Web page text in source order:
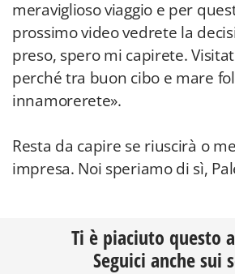
meraviglioso viaggio e per
prossimo video vedrete la
preso, spero mi capirete.
perché tra buon cibo e mare
innamorerete».
Resta da capire se riuscirà o
impresa. Noi speriamo di sì,
Ti è piaciuto questo
Seguici anche sui